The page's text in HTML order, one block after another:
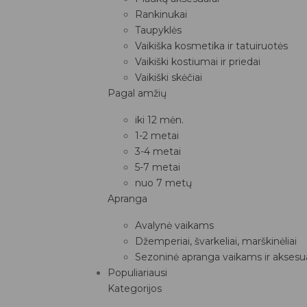
Rankinukai
Taupyklės
Vaikiška kosmetika ir tatuiruotės
Vaikiški kostiumai ir priedai
Vaikiški skėčiai
Pagal amžių
iki 12 mėn.
1-2 metai
3-4 metai
5-7 metai
nuo 7 metų
Apranga
Avalynė vaikams
Džemperiai, švarkeliai, marškinėliai
Sezoninė apranga vaikams ir
Populiariausi
Kategorijos